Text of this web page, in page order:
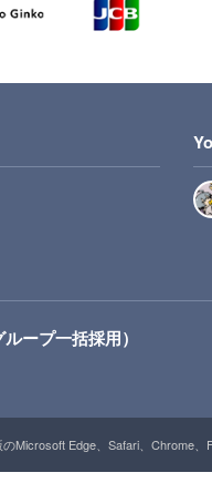
ープ一括採用）
Microsoft Edge、Safari、Chrome